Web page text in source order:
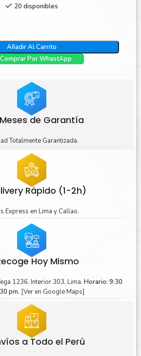
20 disponibles
Añadir Al Carrito
Comprar Por WhastApp
Meses de Garantía
Totalmente Garantizada.
Rápido (1-2h)
Express en Lima y Callao.
Hoy Mismo
1236, Interior 303, Lima. Horario: 9:30
pm. [Ver en Google Maps]
a Todo el Perú